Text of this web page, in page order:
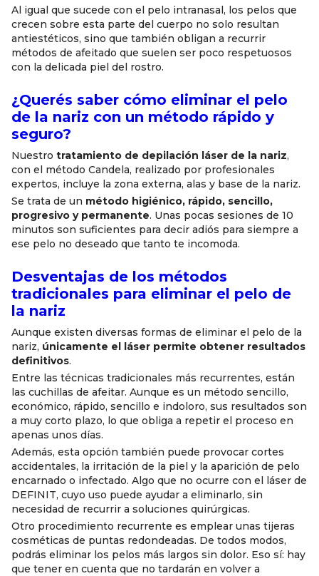
Al igual que sucede con el pelo intranasal, los pelos que
crecen sobre esta parte del cuerpo no solo resultan
antiestéticos, sino que también obligan a recurrir
métodos de afeitado que suelen ser poco respetuosos
con la delicada piel del rostro.
¿Querés saber cómo eliminar el pelo
de la nariz con un método rápido y
seguro?
Nuestro tratamiento de depilación láser de la nariz,
con el método Candela, realizado por profesionales
expertos, incluye la zona externa, alas y base de la nariz.
Se trata de un método higiénico, rápido, sencillo,
progresivo y permanente. Unas pocas sesiones de 10
minutos son suficientes para decir adiós para siempre a
ese pelo no deseado que tanto te incomoda.
Desventajas de los métodos
tradicionales para eliminar el pelo de
la nariz
Aunque existen diversas formas de eliminar el pelo de la
nariz, únicamente el láser permite obtener resultados
definitivos.
Entre las técnicas tradicionales más recurrentes, están
las cuchillas de afeitar. Aunque es un método sencillo,
económico, rápido, sencillo e indoloro, sus resultados son
a muy corto plazo, lo que obliga a repetir el proceso en
apenas unos días.
Además, esta opción también puede provocar cortes
accidentales, la irritación de la piel y la aparición de pelo
encarnado o infectado. Algo que no ocurre con el láser de
DEFINIT, cuyo uso puede ayudar a eliminarlo, sin
necesidad de recurrir a soluciones quirúrgicas.
Otro procedimiento recurrente es emplear unas tijeras
cosméticas de puntas redondeadas. De todos modos,
podrás eliminar los pelos más largos sin dolor. Eso sí: hay
que tener en cuenta que no tardarán en volver a